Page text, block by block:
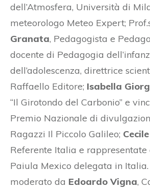
dell’Atmosfera, Università di
meteorologo Meteo Expert;
Granata, Pedagogista e
docente di Pedagogia
dell’adolescenza, direttrice
Raffaello Editore; Isabella
“Il Girotondo del Carbonio” e
Premio Nazionale di
Ragazzi Il Piccolo Galileo;
Referente Italia e rappresentate
Paiula Mexico delegata in
moderato da Edoardo Vigna,